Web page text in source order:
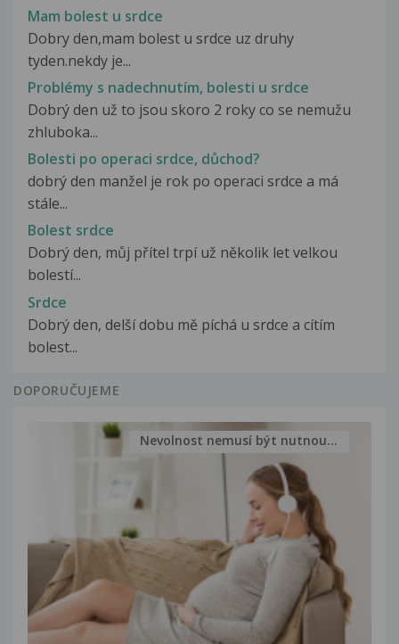
Mam bolest u srdce
Dobry den,mam bolest u srdce uz druhy
tyden.nekdy je...
Problémy s nadechnutím, bolesti u srdce
Dobrý den už to jsou skoro 2 roky co se nemužu
zhluboka...
Bolesti po operaci srdce, důchod?
dobrý den manžel je rok po operaci srdce a má
stále...
Bolest srdce
Dobrý den, můj přítel trpí už několik let velkou
bolestí...
Srdce
Dobrý den, delší dobu mě píchá u srdce a cítím
bolest...
DOPORUČUJEME
Nevolnost nemusí být nutnou...